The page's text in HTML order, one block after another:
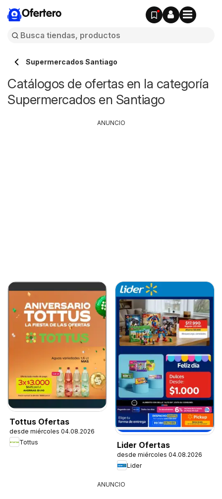
Ofertero
Supermercados Santiago
Catálogos de ofertas en la categoría
Supermercados en Santiago
Tottus Ofertas
desde miércoles 04.08.2026
Tottus
Lider Ofertas
desde miércoles 04.08.2026
Lider
ANUNCIO
ANUNCIO